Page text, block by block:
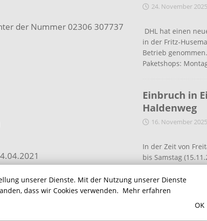
der Nummer 02306 307737
24. November 2025
DHL hat einen
in der Fritz-
Betrieb
Paketshops:
Einbruch in
Haldenweg
16. November 2025
In der Zeit von
bis Samstag
einem Einbruch in
Auf der
unserer Dienste. Mit der Nutzung unserer Dienste
dass wir Cookies verwenden. Mehr erfahren
OK